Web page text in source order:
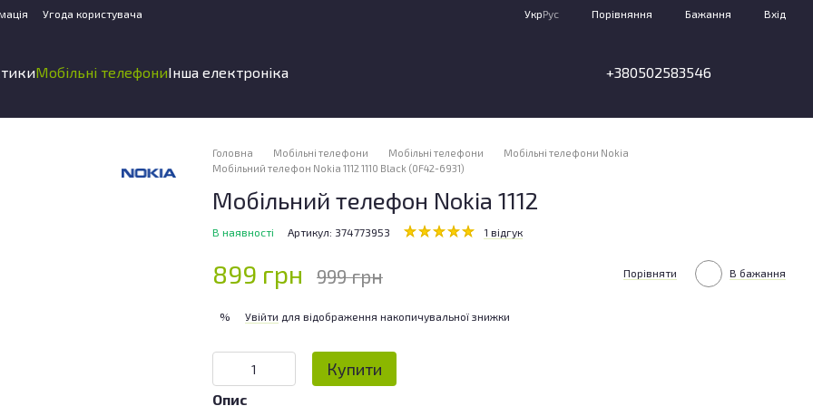
Угода користувача УкрРус Порівняння Бажання Вхід
Мобільні телефониІнша електроніка +380502583546
Головна Мобільні телефони Мобільні телефони
Мобільні телефони Nokia
Мобільний телефон Nokia 1112 1110 Black (0F42-6931)
Мобільний телефон Nokia 1112
В наявності Артикул: 374773953 1 відгук
899 грн 999 грн Порівняти В бажання
% Увійти для відображення накопичувальної знижки
Купити
Опис